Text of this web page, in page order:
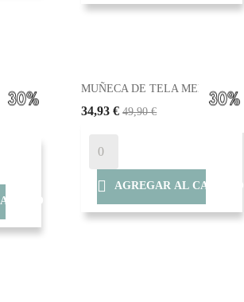
MUÑECA DE TELA MELLE...
34,93 € 49,90 €
 AGREGAR AL CARRITO